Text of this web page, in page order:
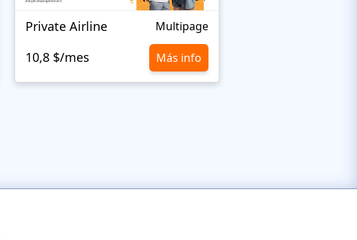
Private Airline Multipage
10,8 $/mes Más info